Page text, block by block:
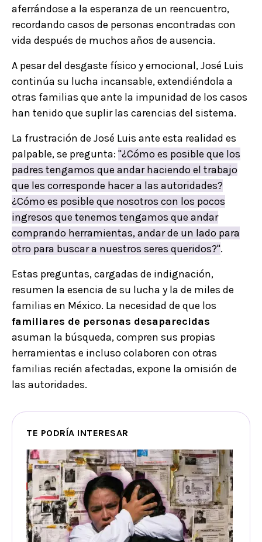
aferrándose a la esperanza de un reencuentro,
recordando casos de personas encontradas con
vida después de muchos años de ausencia.
A pesar del desgaste físico y emocional, José Luis
continúa su lucha incansable, extendiéndola a
otras familias que ante la impunidad de los casos
han tenido que suplir las carencias del sistema.
La frustración de José Luis ante esta realidad es
palpable, se pregunta: "¿Cómo es posible que los
padres tengamos que andar haciendo el trabajo
que les corresponde hacer a las autoridades?
¿Cómo es posible que nosotros con los pocos
ingresos que tenemos tengamos que andar
comprando herramientas, andar de un lado para
otro para buscar a nuestros seres queridos?".
Estas preguntas, cargadas de indignación,
resumen la esencia de su lucha y la de miles de
familias en México. La necesidad de que los
familiares de personas desaparecidas
asuman la búsqueda, compren sus propias
herramientas e incluso colaboren con otras
familias recién afectadas, expone la omisión de
las autoridades.
TE PODRÍA INTERESAR